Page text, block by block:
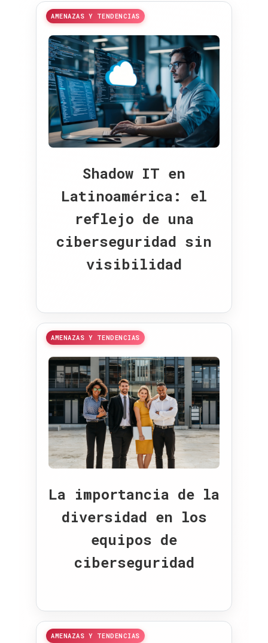
AMENAZAS Y TENDENCIAS
Shadow IT en
Latinoamérica: el
reflejo de una
ciberseguridad sin
visibilidad
AMENAZAS Y TENDENCIAS
La importancia de la
diversidad en los
equipos de
ciberseguridad
AMENAZAS Y TENDENCIAS